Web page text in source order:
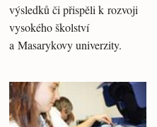
výsledků či přispěli k rozvoji
vysokého školství
a Masarykovy univerzity.